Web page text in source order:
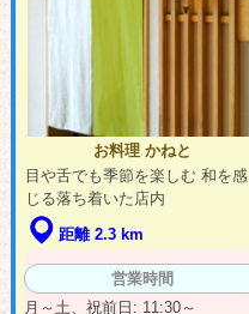
お料理 かねと
目や舌でも季節を楽しむ 和を感
じる落ち着いた店内
距離 2.3 km
営業時間
月～土、祝前日: 11:30～